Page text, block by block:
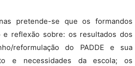
pretende-se que os formandos
e reflexão sobre: os resultados dos
reformulação do PADDE e sua
e necessidades da escola; os